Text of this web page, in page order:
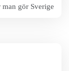
man gör Sverige